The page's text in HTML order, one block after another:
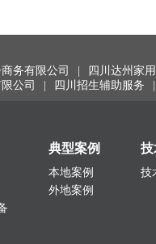
务有限公司
| 四川达州家
公司
| 四川招生辅助服务 |
典型案例
本地案例
外地案例
技
技